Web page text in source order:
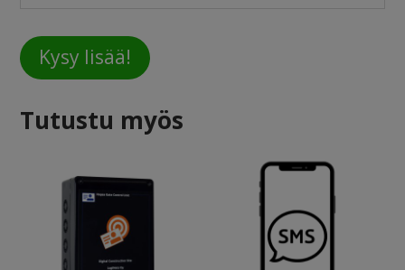
Kysy lisää!
Tutustu myös